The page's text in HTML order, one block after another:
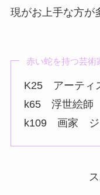
現がお上手な方が
赤い蛇を持つ芸術
K25 アーティ
k65 浮世絵師
k109 画家 ジ